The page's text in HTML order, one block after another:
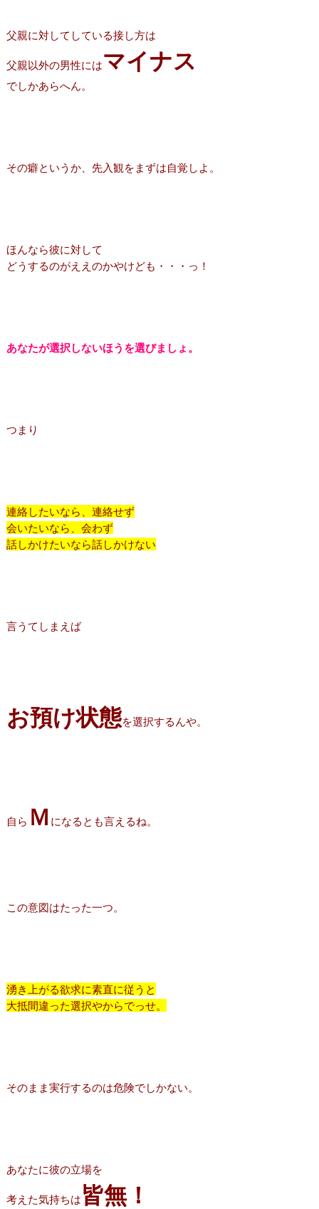
父親に対してしている接し方は
父親以外の男性にはマイナス
でしかあらへん。
その癖というか、先入観をまずは自覚しよ。
ほんなら彼に対して
どうするのがええのかやけども・・・っ！
あなたが選択しないほうを選びましょ。
つまり
連絡したいなら、連絡せず
会いたいなら、会わず
話しかけたいなら話しかけない
言うてしまえば
お預け状態を選択するんや。
自ら Ｍ になるとも言えるね。
この意図はたった一つ。
湧き上がる欲求に素直に従うと
大抵間違った選択やからでっせ。
そのまま実行するのは危険でしかない。
あなたに彼の立場を
考えた気持ちは 皆無！